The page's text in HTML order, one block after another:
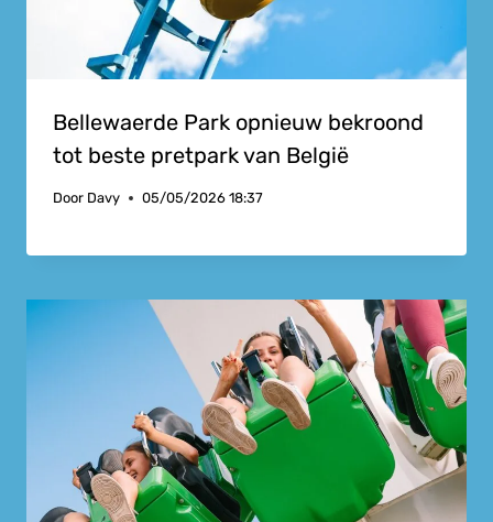
Bellewaerde Park opnieuw bekroond
tot beste pretpark van België
Door Davy 05/05/2026 18:37